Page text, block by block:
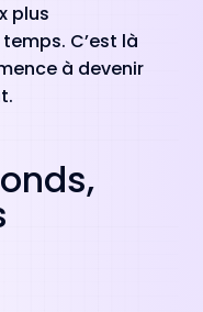
plus
C’est là
à devenir